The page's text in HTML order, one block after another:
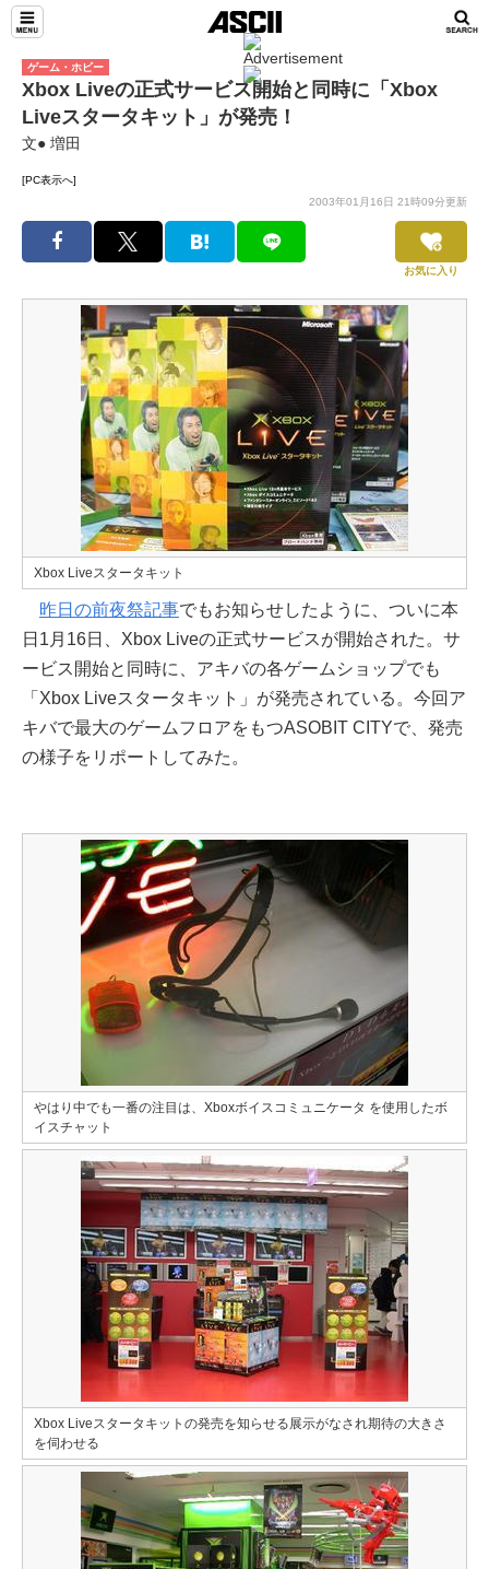
ゲーム・ホビー
Xbox Liveの正式サービス開始と同時に「Xbox
Liveスタータキット」が発売！
文● 増田
[PC表示へ]
2003年01月16日 21時09分更新
お気に入り
Xbox Liveスタータキット
昨日の前夜祭記事でもお知らせしたように、ついに本
日1月16日、Xbox Liveの正式サービスが開始された。サ
ービス開始と同時に、アキバの各ゲームショップでも
「Xbox Liveスタータキット」が発売されている。今回ア
キバで最大のゲームフロアをもつASOBIT CITYで、発売
の様子をリポートしてみた。
やはり中でも一番の注目は、Xboxボイスコミュニケータ を使用したボ
イスチャット
Xbox Liveスタータキットの発売を知らせる展示がなされ期待の大きさ
を伺わせる